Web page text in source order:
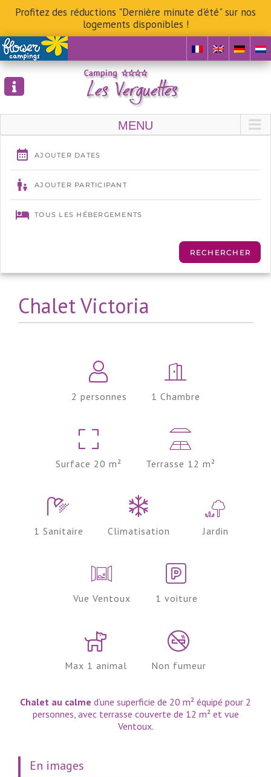
Profitez des réductions "Dernière minute d'été" sur nos
logements disponibles !
Skip
to
content
Chalet Victoria
2 personnes 1 Chambre
Surface 20 m² Terrasse 12 m²
1 Sanitaire Climatisation Jardin
Vue Ventoux 1 voiture
Max 1 animal Non fumeur
Chalet au calme d’une superficie de 20 m² équipé pour 2
personnes, avec terrasse couverte de 12 m² et vue
Ventoux.
En images